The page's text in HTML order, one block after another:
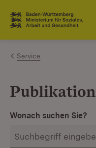
Zum Inhalt
Link zur Startseite
Service
Wonach suchen Sie?